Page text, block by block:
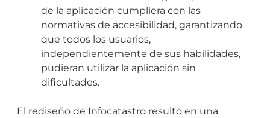
de la aplicación cumpliera con las
normativas de accesibilidad, garantizando
que todos los usuarios,
independientemente de sus habilidades,
pudieran utilizar la aplicación sin
dificultades.
El rediseño de Infocatastro resultó en una